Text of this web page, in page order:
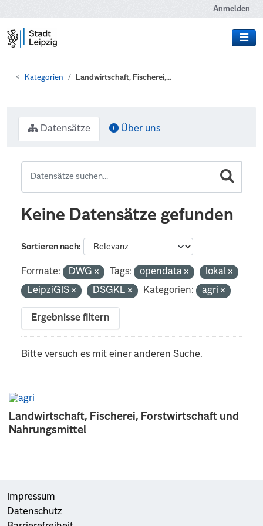
Anmelden
Kategorien Landwirtschaft, Fischerei,...
Landwirtschaft, Fischerei, Forstwirtschaft und
Nahrungsmittel
Datensätze Über uns
Keine Datensätze gefunden
Sortieren nach
Formate: DWG Tags: opendata
lokal
LeipziGIS
DSGKL Kategorien: agri
Ergebnisse filtern
Bitte versuch es mit einer anderen Suche.
Impressum
Datenschutz